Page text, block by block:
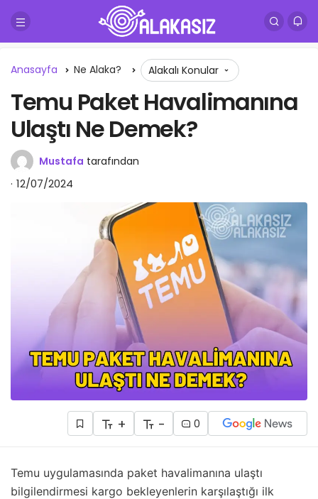
Anasayfa Ne Alaka? Alakalı Konular
Temu Paket Havalimanına
Ulaştı Ne Demek?
Mustafa tarafından
12/07/2024
+ - 0
Temu uygulamasında paket havalimanına ulaştı
bilgilendirmesi kargo bekleyenlerin karşılaştığı ilk